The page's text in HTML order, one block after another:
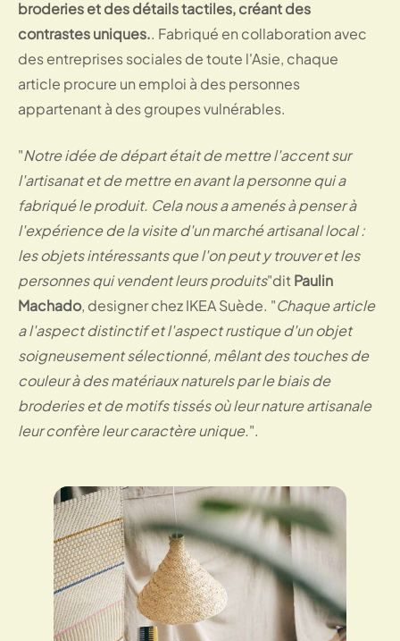
broderies et des détails tactiles, créant des
contrastes uniques.. Fabriqué en collaboration avec
des entreprises sociales de toute l'Asie, chaque
article procure un emploi à des personnes
appartenant à des groupes vulnérables.
"Notre idée de départ était de mettre l'accent sur
l'artisanat et de mettre en avant la personne qui a
fabriqué le produit. Cela nous a amenés à penser à
l'expérience de la visite d'un marché artisanal local :
les objets intéressants que l'on peut y trouver et les
personnes qui vendent leurs produits"ditPaulin
Machado, designer chez IKEA Suède. "Chaque article
a l'aspect distinctif et l'aspect rustique d'un objet
soigneusement sélectionné, mêlant des touches de
couleur à des matériaux naturels par le biais de
broderies et de motifs tissés où leur nature artisanale
leur confère leur caractère unique.".